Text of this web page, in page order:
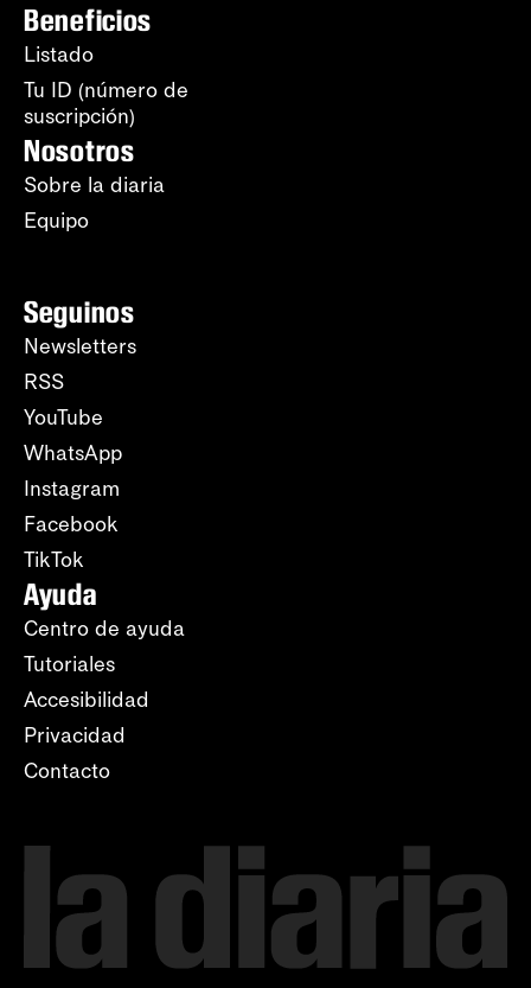
Beneficios
Listado
Tu ID (número de
suscripción)
Nosotros
Sobre la diaria
Equipo
Seguinos
Newsletters
RSS
YouTube
WhatsApp
Instagram
Facebook
TikTok
Ayuda
Centro de ayuda
Tutoriales
Accesibilidad
Privacidad
Contacto